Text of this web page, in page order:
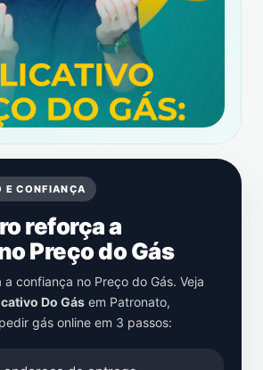
E CONFIANÇA
reforça a
Preço do Gás
confiança no Preço do Gás. Veja
Do Gás em Patronato,
gás online em 3 passos: